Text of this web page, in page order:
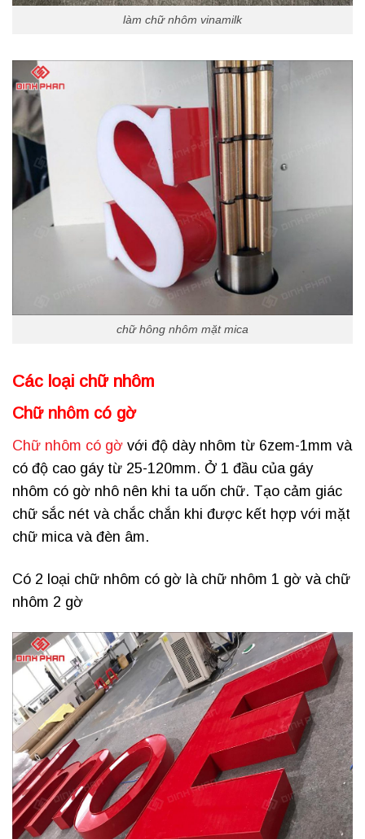
làm chữ nhôm vinamilk
chữ hông nhôm mặt mica
Các loại chữ nhôm
Chữ nhôm có gờ
Chữ nhôm có gờ với độ dày nhôm từ 6zem-1mm và
có độ cao gáy từ 25-120mm. Ở 1 đầu của gáy
nhôm có gờ nhô nên khi ta uốn chữ. Tạo cảm giác
chữ sắc nét và chắc chắn khi được kết hợp với mặt
chữ mica và đèn âm.
Có 2 loại chữ nhôm có gờ là chữ nhôm 1 gờ và chữ
nhôm 2 gờ